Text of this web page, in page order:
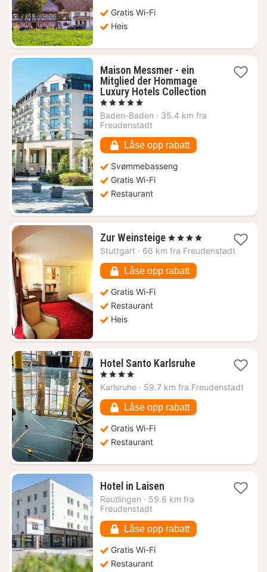
Gratis Wi-Fi
Heis
Maison Messmer - ein
Mitglied der Hommage
Luxury Hotels Collection1
fra
, 5 Stjerner
Baden-Baden · 35.4 km fra
Freudenstadt
Låse opp rabatt
Svømmebasseng
Gratis Wi-Fi
Restaurant
Zur Weinsteige1
natt
1644
kr.
, 4 Stjerner
Stuttgart · 66 km fra Freudenstadt
Låse opp rabatt
Gratis Wi-Fi
Restaurant
Heis
Hotel Santo Karlsruhe1
fra
kr.
, 4 Stjerner
Karlsruhe · 59.7 km fra Freudenstadt
Låse opp rabatt
Gratis Wi-Fi
Restaurant
Hotel in Laisen1
natt
kr.
Reutlingen · 59.6 km fra
Freudenstadt
Låse opp rabatt
Gratis Wi-Fi
Restaurant